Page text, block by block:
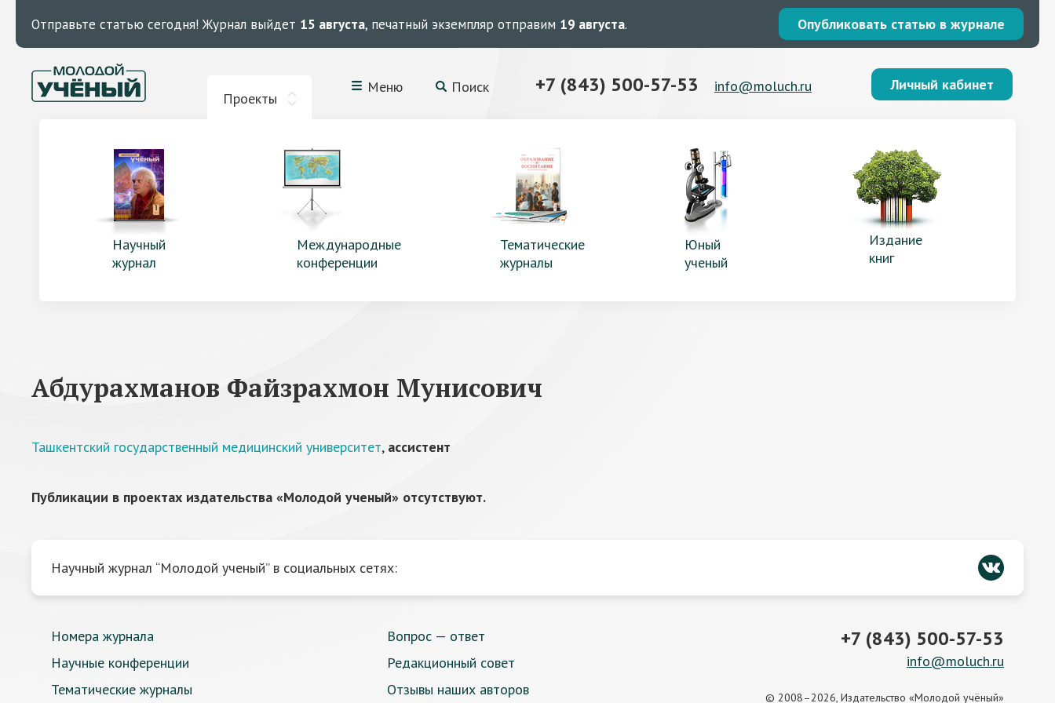
Отправьте статью сегодня! Журнал выйдет 15 августа, печатный экземпляр отправим 19 августа. Опубликовать статью в журнале
Проекты
Меню Поиск +7 (843) 500-57-53 info@moluch.ru Личный кабинет
Научный
журнал
Международные
конференции
Тематические
журналы
Юный
ученый
Издание
книг
Абдурахманов Файзрахмон Мунисович
Ташкентский государственный медицинский университет, ассистент
Публикации в проектах издательства «Молодой ученый» отсутствуют.
Научный журнал “Молодой ученый” в социальных сетях:
Номера журнала
Научные конференции
Тематические журналы
Вопрос — ответ
Редакционный совет
Отзывы наших авторов
+7 (843) 500-57-53
info@moluch.ru
© 2008–2026, Издательство «Молодой учёный»